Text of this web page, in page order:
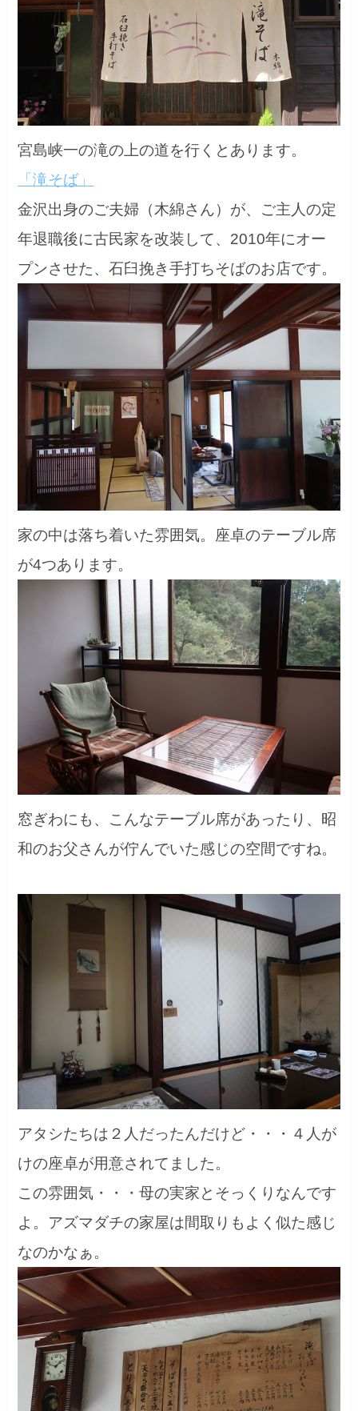
宮島峡一の滝の上の道を行くとあります。
「滝そば」
金沢出身のご夫婦（木綿さん）が、ご主人の定
年退職後に古民家を改装して、2010年にオー
プンさせた、石臼挽き手打ちそばのお店です。
家の中は落ち着いた雰囲気。座卓のテーブル席
が4つあります。
窓ぎわにも、こんなテーブル席があったり、昭
和のお父さんが佇んでいた感じの空間ですね。
アタシたちは２人だったんだけど・・・４人が
けの座卓が用意されてました。
この雰囲気・・・母の実家とそっくりなんです
よ。アズマダチの家屋は間取りもよく似た感じ
なのかなぁ。